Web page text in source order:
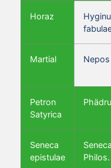
Horaz
Martial Nepos
Petron
Satyrica
Seneca
epistulae
Seneca
Philos.